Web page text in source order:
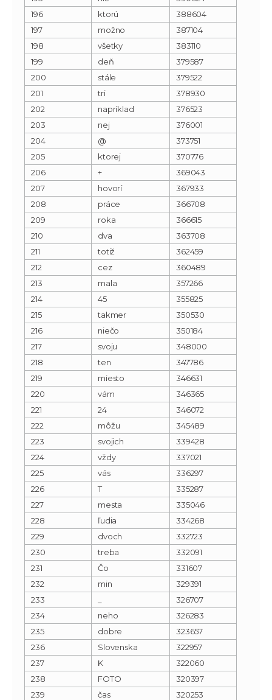
196
ktorú
388604
197
možno
387104
198
všetky
383110
199
deň
379587
200
stále
379522
201
tri
378930
202
napríklad
376523
203
nej
376001
204
@
373751
205
ktorej
370776
206
+
369043
207
hovorí
367933
208
práce
366708
209
roka
366615
210
dva
363708
211
totiž
362459
212
cez
360489
213
mala
357266
214
45
355825
215
takmer
350530
216
niečo
350184
217
svoju
348000
218
ten
347786
219
miesto
346631
220
vám
346365
221
24
346072
222
môžu
345489
223
svojich
339428
224
vždy
337021
225
vás
336297
226
T
335287
227
mesta
335046
228
ľudia
334268
229
dvoch
332723
230
treba
332091
231
Čo
331607
232
min
329391
233
326707
234
neho
326283
235
dobre
323657
236
Slovenska
322957
237
K
322060
238
FOTO
320397
239
čas
320253